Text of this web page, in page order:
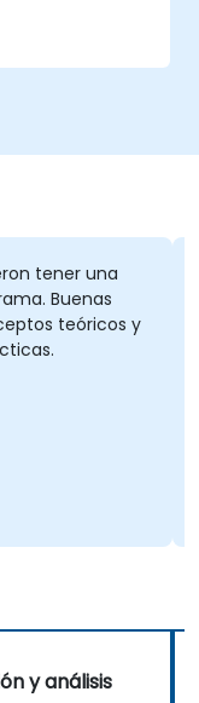
proyectos
tener una
Buenas
teóricos y
y análisis